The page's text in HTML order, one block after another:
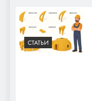
СТАТЬИ